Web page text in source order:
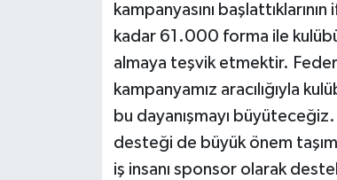
kampanyasını
kadar 61.000 forma ile
almaya teşvik etmektir.
kampanyamız aracılığıyla
bu dayanışmayı
desteği de büyük önem
iş insanı sponsor olarak
Yerel Haberler